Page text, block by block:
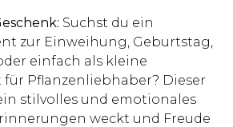
Suchst du ein
zur Einweihung, Geburtstag,
einfach als kleine
Pflanzenliebhaber? Dieser
stilvolles und emotionales
weckt und Freude